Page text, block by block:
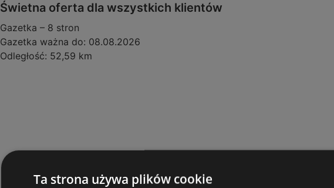
Świetna oferta dla wszystkich klientów
Gazetka – 8 stron
Gazetka ważna do: 08.08.2026
Odległość: 52,59 km
Ta strona używa plików cookie